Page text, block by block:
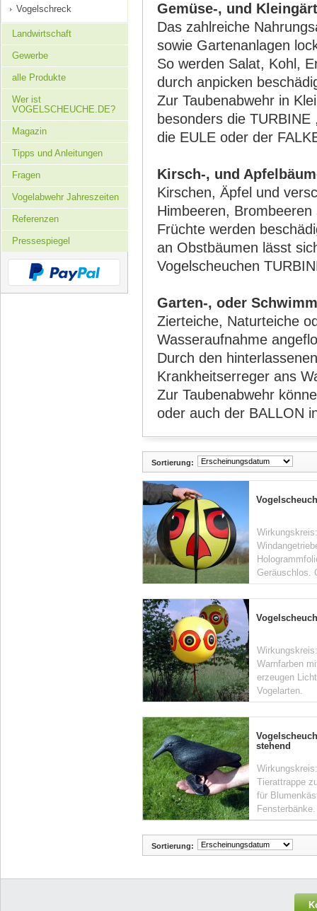
Vogelschreck
Landwirtschaft
Gewerbe
alle Produkte
Wer ist
VOGELSCHEUCHE.DE?
Magazin
Tipps und Anleitungen
Fragen
Vogelabwehr Jahreszeiten
Referenzen
Pressespiegel
Gemüse-, und
Das zahlreiche
sowie Gartenanlagen
So werden Salat, Kohl,
durch anpicken
Zur Taubenabwehr in
besonders die TURBINE
die EULE oder der
Kirsch-, und
Kirschen, Äpfel und
Himbeeren,
Früchte werden
an Obstbäumen lässt
Vogelscheuchen
Garten-, oder
Zierteiche, Naturteiche
Wasseraufnahme
Durch den
Krankheitserreger ans
Zur Taubenabwehr
oder auch der BALLON
Sortierung:
Geräuschlos.
Warnfarben
erzeugen
Vogelarten.
stehend
Tierattrappe
für
Fensterbänke.
Sortierung: